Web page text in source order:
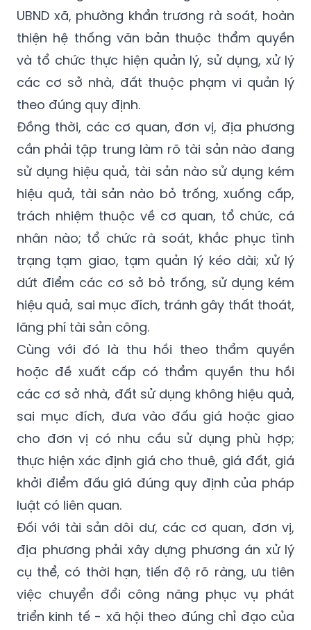
Theo đó, Chủ tịch UBND tỉnh Gia Lai yêu cầu
thủ trưởng các sở, ban, ngành và Chủ tịch
UBND xã, phường khẩn trương rà soát, hoàn
thiện hệ thống văn bản thuộc thẩm quyền
và tổ chức thực hiện quản lý, sử dụng, xử lý
các cơ sở nhà, đất thuộc phạm vi quản lý
theo đúng quy định.
Đồng thời, các cơ quan, đơn vị, địa phương
cần phải tập trung làm rõ tài sản nào đang
sử dụng hiệu quả, tài sản nào sử dụng kém
hiệu quả, tài sản nào bỏ trống, xuống cấp,
trách nhiệm thuộc về cơ quan, tổ chức, cá
nhân nào; tổ chức rà soát, khắc phục tình
trạng tạm giao, tạm quản lý kéo dài; xử lý
dứt điểm các cơ sở bỏ trống, sử dụng kém
hiệu quả, sai mục đích, tránh gây thất thoát,
lãng phí tài sản công.
Cùng với đó là thu hồi theo thẩm quyền
hoặc đề xuất cấp có thẩm quyền thu hồi
các cơ sở nhà, đất sử dụng không hiệu quả,
sai mục đích, đưa vào đấu giá hoặc giao
cho đơn vị có nhu cầu sử dụng phù hợp;
thực hiện xác định giá cho thuê, giá đất, giá
khởi điểm đấu giá đúng quy định của pháp
luật có liên quan.
Đối với tài sản dôi dư, các cơ quan, đơn vị,
địa phương phải xây dựng phương án xử lý
cụ thể, có thời hạn, tiến độ rõ ràng, ưu tiên